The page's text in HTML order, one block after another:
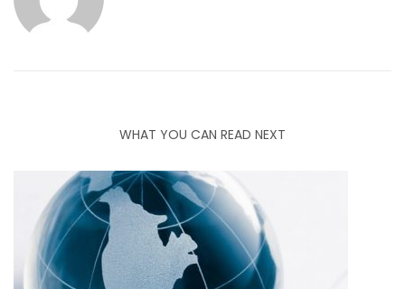
WHAT YOU CAN READ NEXT